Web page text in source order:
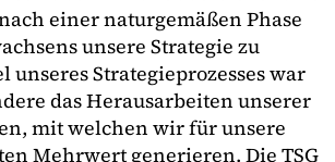
einer naturgemäßen Phase
unsere Strategie zu
unseres Strategieprozesses war
das Herausarbeiten unserer
mit welchen wir für unsere
Mehrwert generieren. Die TSG